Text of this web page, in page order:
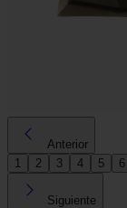
Anterior
1
2 3 4 5 6
Siguiente